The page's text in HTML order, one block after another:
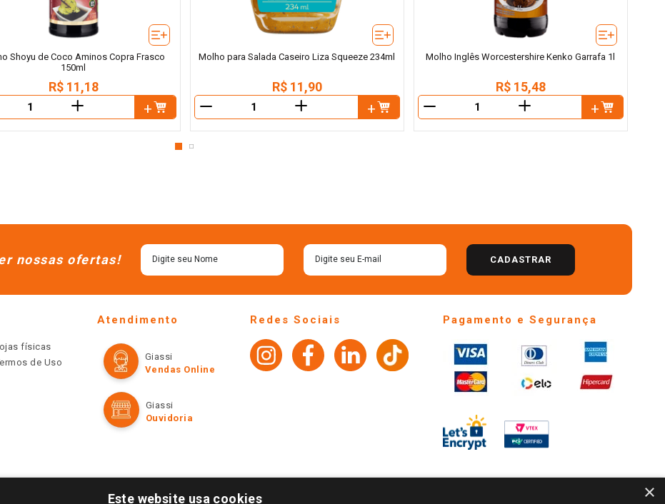
Shoyu de Coco Aminos Copra Frasco
150ml
R$ 11,18
＋
Molho para Salada Caseiro Liza Squeeze 234ml
R$ 11,90
＋
Molho Inglês Worcestershire Kenko Garrafa 1l
R$ 15,48
＋
nossas ofertas! CADASTRAR
físicas
de Uso
Atendimento
Giassi
Vendas Online
Giassi
Ouvidoria
Redes Sociais Pagamento e Segurança
×
Este website usa cookies